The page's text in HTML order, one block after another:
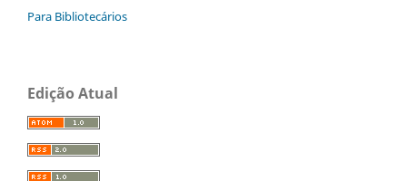
Para Bibliotecários
Edição Atual